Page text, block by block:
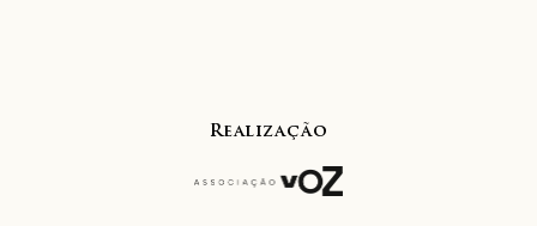
Realização